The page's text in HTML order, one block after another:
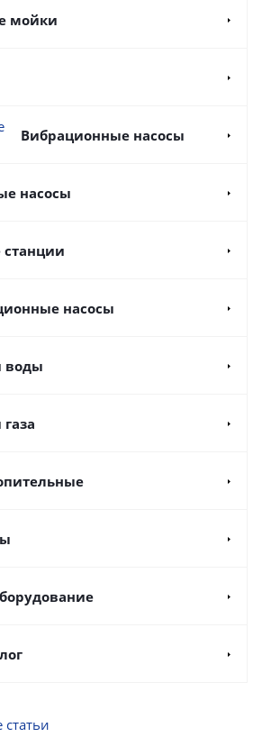
мойки
Вибрационные насосы
насосы
станции
насосы
воды
статьи